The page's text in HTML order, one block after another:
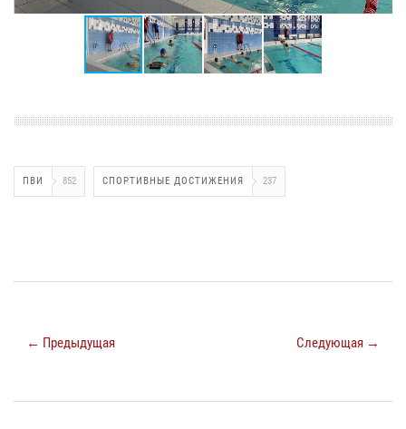
ПВИ 852 СПОРТИВНЫЕ ДОСТИЖЕНИЯ 237
← Предыдущая Следующая →